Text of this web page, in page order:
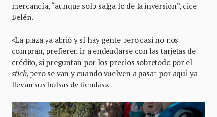
mercancía, “aunque solo salga lo de la inversión”, dice
Belén.
«La plaza ya abrió y sí hay gente pero casi no nos
compran, prefieren ir a endeudarse con las tarjetas de
crédito, si preguntan por los precios sobretodo por el
stich, pero se van y cuando vuelven a pasar por aquí ya
llevan sus bolsas de tiendas».